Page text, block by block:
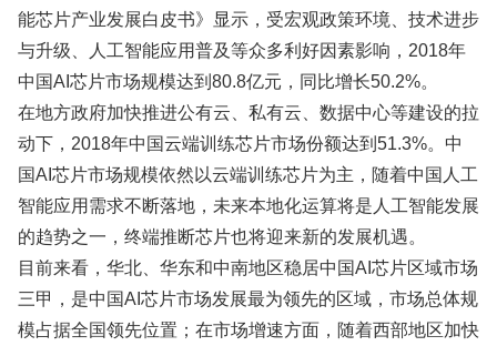
能芯片产业发展白皮书》显示，受宏观政策环境、技术进步
与升级、人工智能应用普及等众多利好因素影响，2018年
中国AI芯片市场规模达到80.8亿元，同比增长50.2%。
在地方政府加快推进公有云、私有云、数据中心等建设的拉
动下，2018年中国云端训练芯片市场份额达到51.3%。中
国AI芯片市场规模依然以云端训练芯片为主，随着中国人工
智能应用需求不断落地，未来本地化运算将是人工智能发展
的趋势之一，终端推断芯片也将迎来新的发展机遇。
目前来看，华北、华东和中南地区稳居中国AI芯片区域市场
三甲，是中国AI芯片市场发展最为领先的区域，市场总体规
模占据全国领先位置；在市场增速方面，随着西部地区加快